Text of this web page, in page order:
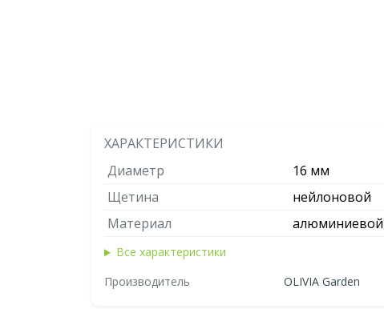
ХАРАКТЕРИСТИКИ
Диаметр
16 мм
Щетина
нейлоновой
Материал
алюминиевой
Все характеристики
Производитель
OLIVIA Garden